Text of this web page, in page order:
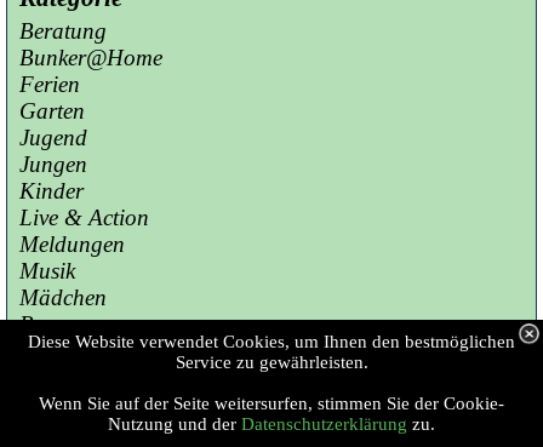
Beratung
Bunker@Home
Ferien
Garten
Jugend
Jungen
Kinder
Live & Action
Meldungen
Musik
Mädchen
Presse
Sport
Copyright © 2023 Jugendzentrum Bunker
Diese Website verwendet Cookies, um Ihnen den bestmöglichen
Service zu gewährleisten.
Wenn Sie auf der Seite weitersurfen, stimmen Sie der Cookie-
Nutzung und der Datenschutzerklärung zu.